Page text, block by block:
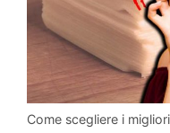
Come scegliere i